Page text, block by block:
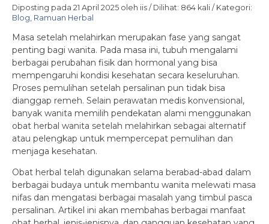
Diposting pada 21 April 2025 oleh iis / Dilihat: 864 kali / Kategori:
Blog, Ramuan Herbal
Masa setelah melahirkan merupakan fase yang sangat
penting bagi wanita. Pada masa ini, tubuh mengalami
berbagai perubahan fisik dan hormonal yang bisa
mempengaruhi kondisi kesehatan secara keseluruhan.
Proses pemulihan setelah persalinan pun tidak bisa
dianggap remeh. Selain perawatan medis konvensional,
banyak wanita memilih pendekatan alami menggunakan
obat herbal wanita setelah melahirkan sebagai alternatif
atau pelengkap untuk mempercepat pemulihan dan
menjaga kesehatan.
Obat herbal telah digunakan selama berabad-abad dalam
berbagai budaya untuk membantu wanita melewati masa
nifas dan mengatasi berbagai masalah yang timbul pasca
persalinan. Artikel ini akan membahas berbagai manfaat